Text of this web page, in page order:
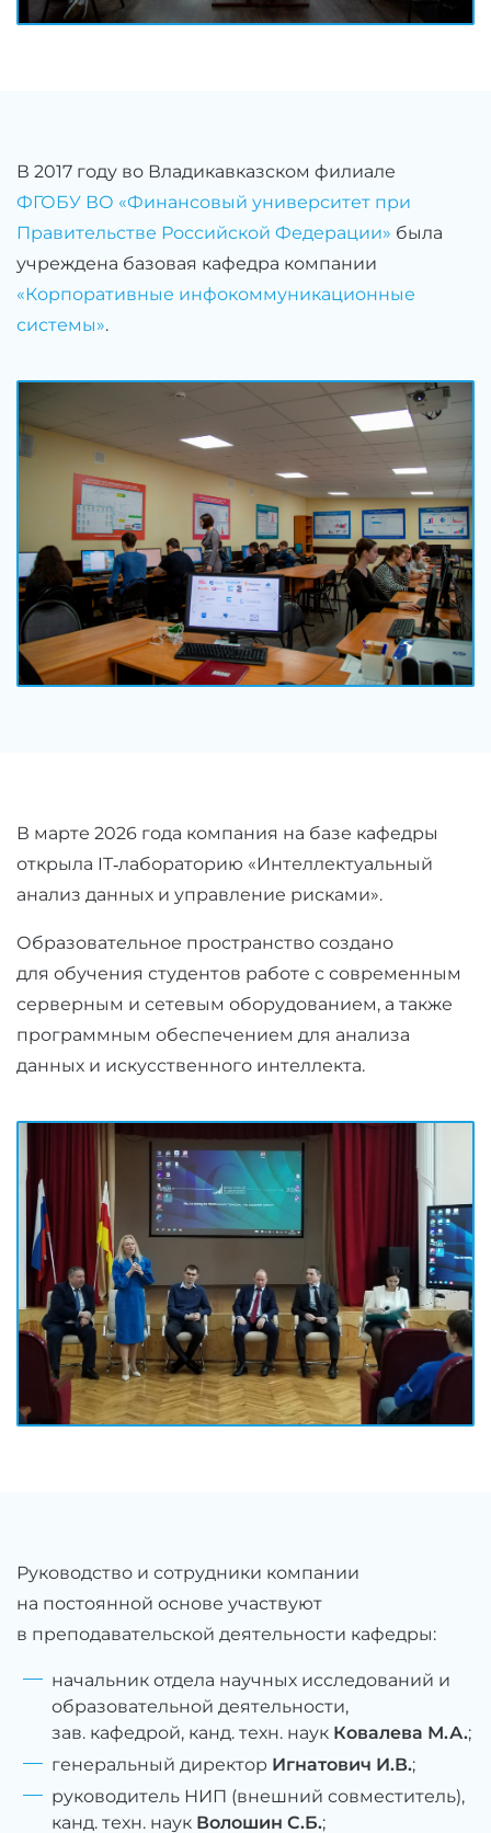
В 2017 году во Владикавказском филиале
ФГОБУ ВО «Финансовый университет при
Правительстве Российской Федерации» была
учреждена базовая кафедра компании
«Корпоративные инфокоммуникационные
системы».
В марте 2026 года компания на базе кафедры
открыла IT‑лабораторию «Интеллектуальный
анализ данных и управление рисками».
Образовательное пространство создано
для обучения студентов работе с современным
серверным и сетевым оборудованием, а также
программным обеспечением для анализа
данных и искусственного интеллекта.
Руководство и сотрудники компании
на постоянной основе участвуют
в преподавательской деятельности кафедры:
начальник отдела научных исследований и
образовательной деятельности,
зав. кафедрой, канд. техн. наук Ковалева М.А.;
генеральный директор Игнатович И.В.;
руководитель НИП (внешний совместитель),
канд. техн. наук Волошин С.Б.;